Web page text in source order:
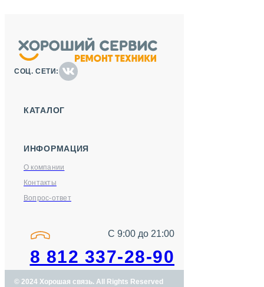
СОЦ. СЕТИ:
КАТАЛОГ
ИНФОРМАЦИЯ
О компании
Контакты
Вопрос-ответ
С 9:00 до 21:00
8 812 337-28-90
© 2024 Хорошая связь. All Rights Reserved